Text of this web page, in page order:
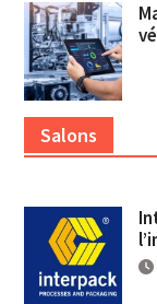
Salons